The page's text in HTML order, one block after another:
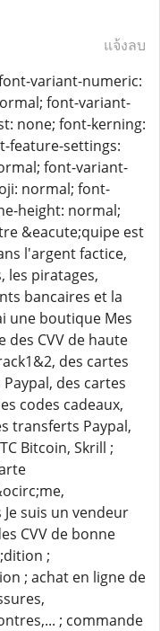
แจ้งลบ
variant-numeric:
font-variant-
none; font-kerning:
feature-settings:
font-variant-
normal; font-
height: normal;
&eacute;quipe est
l'argent factice,
les piratages,
bancaires et la
une boutique Mes
des CVV de haute
des cartes
des cartes
codes cadeaux,
transferts Paypal,
Bitcoin, Skrill ;
suis un vendeur
CVV de bonne
;
; achat en ligne de
; commande